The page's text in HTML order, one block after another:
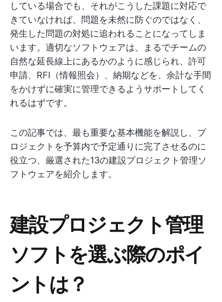
している場合でも、それがこうした課題に対応で
きていなければ、問題を未然に防ぐのではなく、
発生した問題の対処に追われることになってしま
います。適切なソフトウェアは、まるでチームの
自然な延長線上にあるかのように感じられ、許可
申請、RFI（情報照会）、納期などを、余計な手間
をかけずに確実に管理できるようサポートしてく
れるはずです。
この記事では、最も重要な基本機能を解説し、プ
ロジェクトを予算内で予定通りに完了させるのに
役立つ、厳選された13の建設プロジェクト管理ソ
フトウェアを紹介します。
建設プロジェクト管理
ソフトを選ぶ際のポイ
ントは？